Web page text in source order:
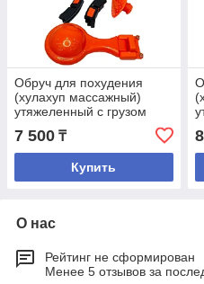
Обруч для похудения
(хулахуп массажный)
утяжеленный с грузом
7 500 ₸
Купить
О нас
Рейтинг не сформирован
Менее 5 отзывов за